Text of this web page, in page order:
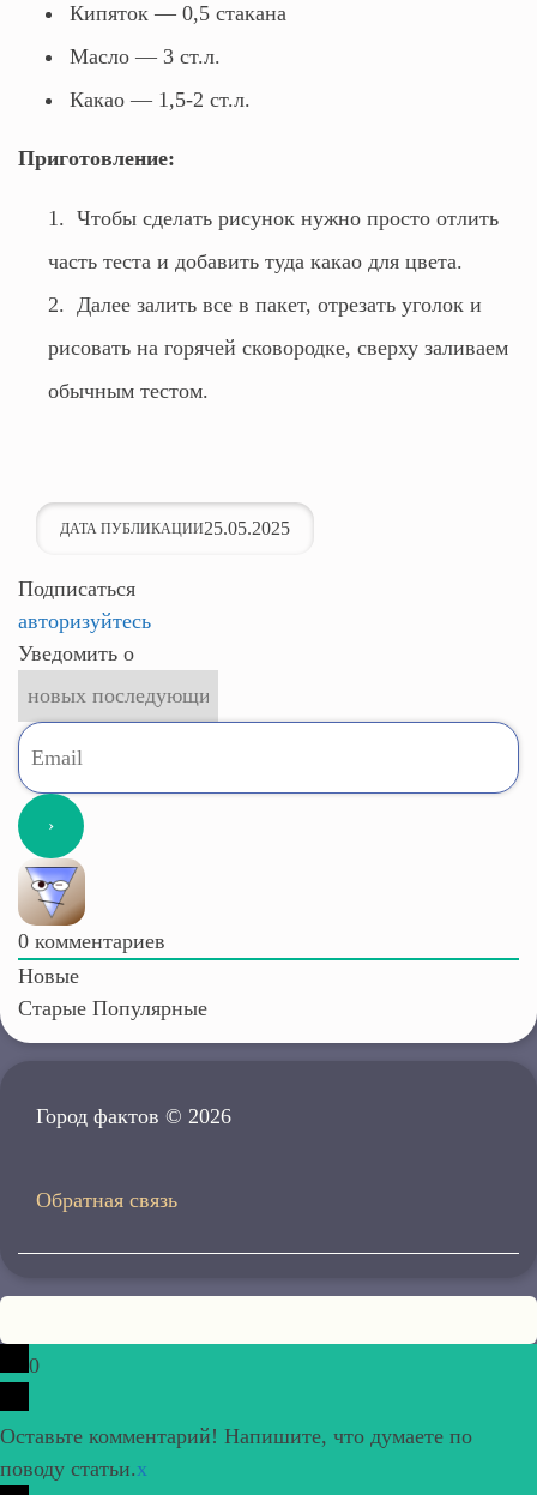
Кипяток — 0,5 стакана
Масло — 3 ст.л.
Какао — 1,5-2 ст.л.
Приготовление:
Чтобы сделать рисунок нужно просто отлить
часть теста и добавить туда какао для цвета.
Далее залить все в пакет, отрезать уголок и
рисовать на горячей сковородке, сверху заливаем
обычным тестом.
ДАТА ПУБЛИКАЦИИ25.05.2025
Подписаться
авторизуйтесь
Уведомить о
0 комментариев
Новые
Старые Популярные
Город фактов © 2026
Обратная связь
0
Оставьте комментарий! Напишите, что думаете по
поводу статьи.x